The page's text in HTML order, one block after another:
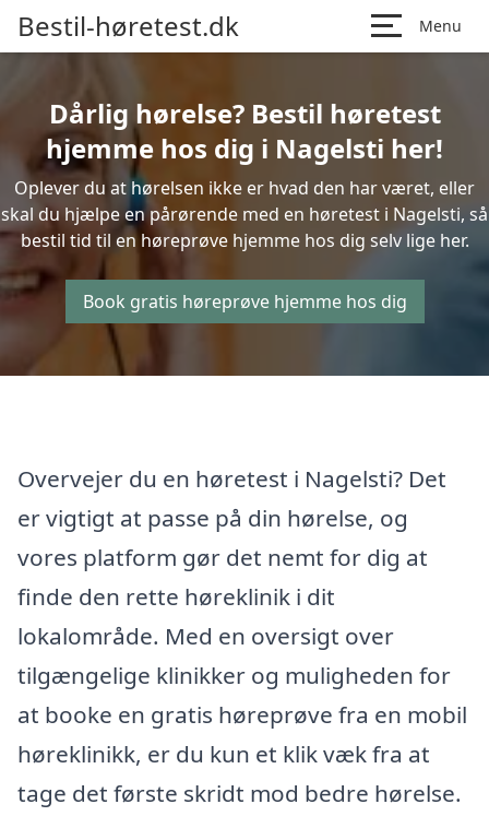
Bestil-høretest.dk Menu
Dårlig hørelse? Bestil høretest
hjemme hos dig i Nagelsti her!
Oplever du at hørelsen ikke er hvad den har været, eller
skal du hjælpe en pårørende med en høretest i Nagelsti, så
bestil tid til en høreprøve hjemme hos dig selv lige her.
Book gratis høreprøve hjemme hos dig
Overvejer du en høretest i Nagelsti? Det
er vigtigt at passe på din hørelse, og
vores platform gør det nemt for dig at
finde den rette høreklinik i dit
lokalområde. Med en oversigt over
tilgængelige klinikker og muligheden for
at booke en gratis høreprøve fra en mobil
høreklinikk, er du kun et klik væk fra at
tage det første skridt mod bedre hørelse.